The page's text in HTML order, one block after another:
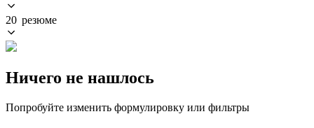
20 резюме
Ничего не нашлось
Попробуйте изменить формулировку или фильтры